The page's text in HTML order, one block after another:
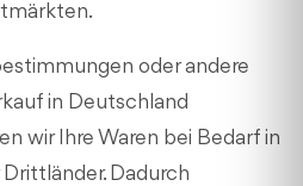
oder andere
in Deutschland
wir Ihre Waren bei Bedarf in
Dadurch